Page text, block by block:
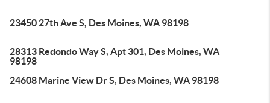
23450 27th Ave S, Des Moines, WA 98198
28313 Redondo Way S, Apt 301, Des Moines, WA
98198
24608 Marine View Dr S, Des Moines, WA 98198